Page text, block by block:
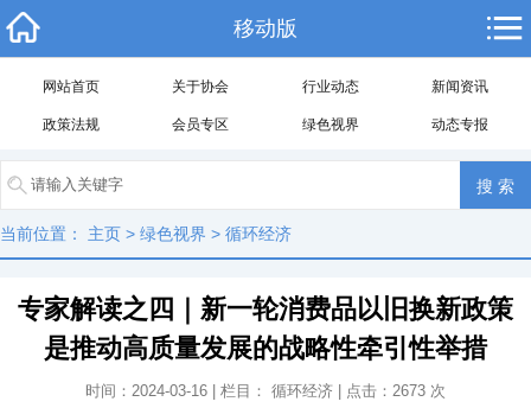
移动版
网站首页 关于协会 行业动态 新闻资讯
政策法规 会员专区 绿色视界 动态专报
当前位置： 主页 > 绿色视界 > 循环经济
专家解读之四｜新一轮消费品以旧换新政策
是推动高质量发展的战略性牵引性举措
时间：2024-03-16 | 栏目： 循环经济 | 点击： 2673 次